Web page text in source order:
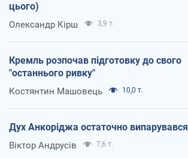
цього)
Олександр Кірш 3,9 т.
Кремль розпочав підготовку до свого
"останнього ривку"
Костянтин Машовець 10,0 т.
Дух Анкоріджа остаточно випарувався
Віктор Андрусів 7,6 т.